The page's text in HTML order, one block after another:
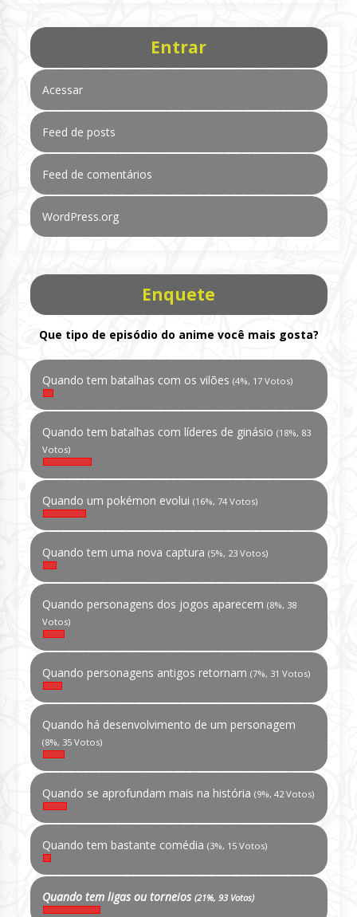
Entrar
Acessar
Feed de posts
Feed de comentários
WordPress.org
Enquete
Que tipo de episódio do anime você mais gosta?
Quando tem batalhas com os vilões (4%, 17 Votos)
Quando tem batalhas com líderes de ginásio (18%, 83
Votos)
Quando um pokémon evolui (16%, 74 Votos)
Quando tem uma nova captura (5%, 23 Votos)
Quando personagens dos jogos aparecem (8%, 38
Votos)
Quando personagens antigos retornam (7%, 31 Votos)
Quando há desenvolvimento de um personagem
(8%, 35 Votos)
Quando se aprofundam mais na história (9%, 42 Votos)
Quando tem bastante comédia (3%, 15 Votos)
Quando tem ligas ou torneios (21%, 93 Votos)